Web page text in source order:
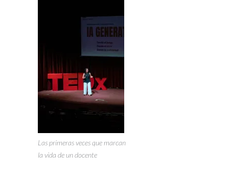
Las primeras veces que marcan
la vida de un docente